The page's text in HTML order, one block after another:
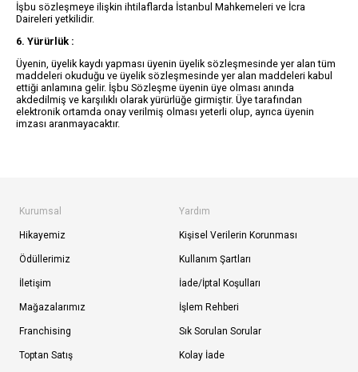
İşbu sözleşmeye ilişkin ihtilaflarda İstanbul Mahkemeleri ve İcra
Daireleri yetkilidir.
6. Yürürlük :
Üyenin, üyelik kaydı yapması üyenin üyelik sözleşmesinde yer alan tüm
maddeleri okuduğu ve üyelik sözleşmesinde yer alan maddeleri kabul
ettiği anlamına gelir. İşbu Sözleşme üyenin üye olması anında
akdedilmiş ve karşılıklı olarak yürürlüğe girmiştir. Üye tarafından
elektronik ortamda onay verilmiş olması yeterli olup, ayrıca üyenin
imzası aranmayacaktır.
Kurumsal
Hikayemiz
Ödüllerimiz
İletişim
Mağazalarımız
Franchising
Toptan Satış
Yardım
Kişisel Verilerin Korunması
Kullanım Şartları
İade/İptal Koşulları
İşlem Rehberi
Sık Sorulan Sorular
Kolay İade